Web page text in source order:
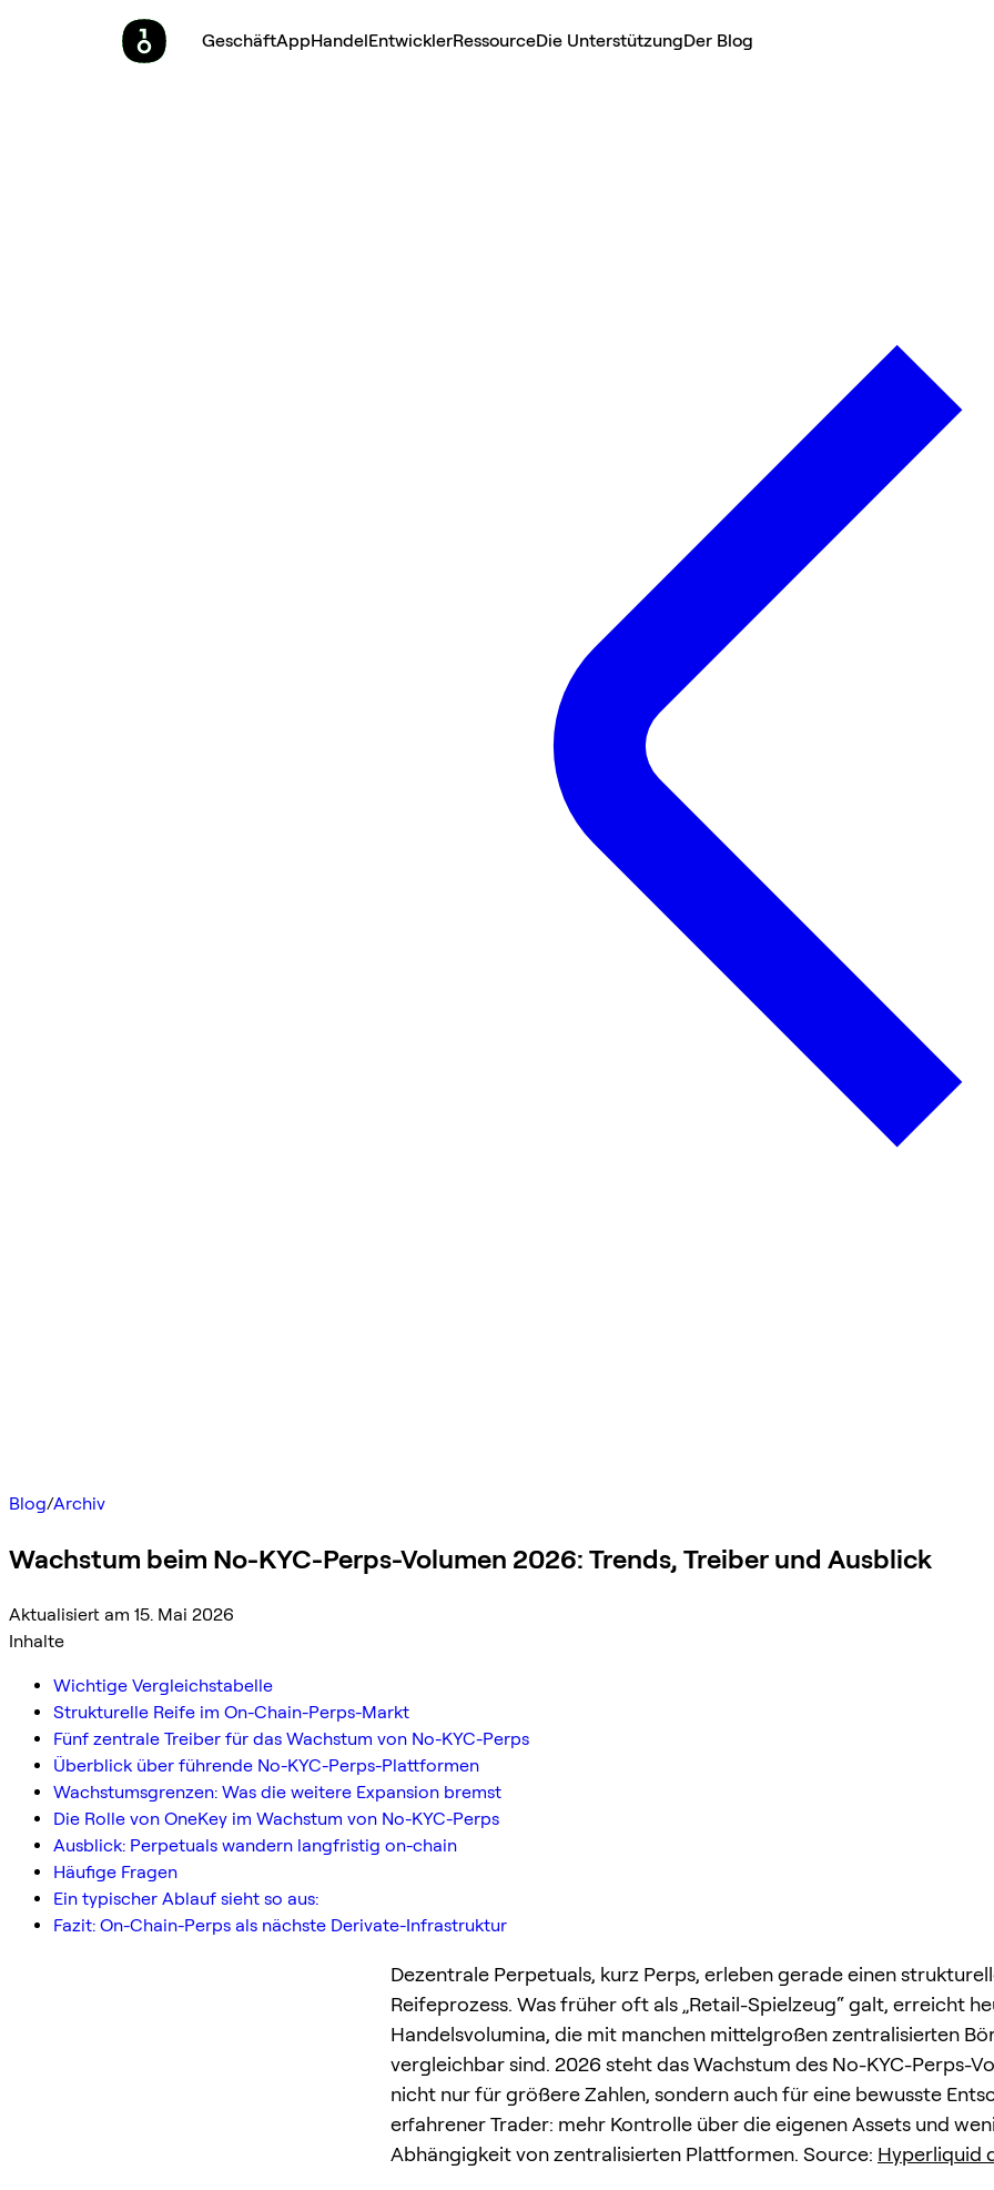
GeschäftAppHandelEntwicklerRessourceDie UnterstützungDer Blog
Blog/Archiv
Wachstum beim No-KYC-Perps-Volumen 2026: Trends, Treiber und Ausblick
Aktualisiert am 15. Mai 2026
Inhalte
Wichtige Vergleichstabelle
Strukturelle Reife im On-Chain-Perps-Markt
Fünf zentrale Treiber für das Wachstum von No-KYC-Perps
Überblick über führende No-KYC-Perps-Plattformen
Wachstumsgrenzen: Was die weitere Expansion bremst
Die Rolle von OneKey im Wachstum von No-KYC-Perps
Ausblick: Perpetuals wandern langfristig on-chain
Häufige Fragen
Ein typischer Ablauf sieht so aus:
Fazit: On-Chain-Perps als nächste Derivate-Infrastruktur
Dezentrale Perpetuals, kurz Perps, erleben gerade einen
Reifeprozess. Was früher oft als „Retail-Spielzeug“ galt, erreicht
Handelsvolumina, die mit manchen mittelgroßen zentralisierten
vergleichbar sind. 2026 steht das Wachstum des No-KYC-Perps-
nicht nur für größere Zahlen, sondern auch für eine bewusste
erfahrener Trader: mehr Kontrolle über die eigenen Assets und
Abhängigkeit von zentralisierten Plattformen. Source: Hyperliquid